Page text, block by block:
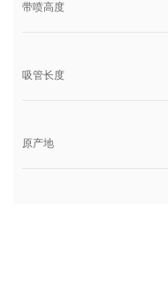
带喷高度
吸管长度
原产地